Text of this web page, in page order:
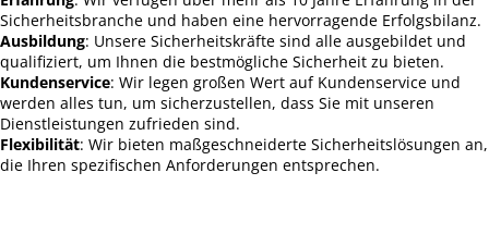
Sicherheitsbranche und haben eine hervorragende Erfolgsbilanz.
Ausbildung: Unsere Sicherheitskräfte sind alle ausgebildet und
qualifiziert, um Ihnen die bestmögliche Sicherheit zu bieten.
Kundenservice: Wir legen großen Wert auf Kundenservice und
werden alles tun, um sicherzustellen, dass Sie mit unseren
Dienstleistungen zufrieden sind.
Flexibilität: Wir bieten maßgeschneiderte Sicherheitslösungen an,
die Ihren spezifischen Anforderungen entsprechen.